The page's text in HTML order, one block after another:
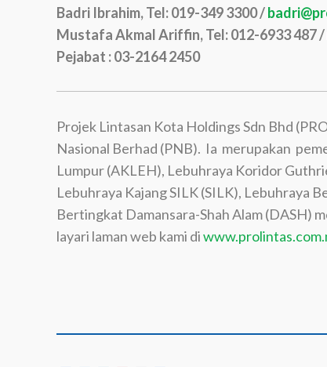
Badri Ibrahim, Tel: 019-349 3300 /
Mustafa Akmal Ariffin, Tel: 012-6933 487 /
Pejabat : 03-2164 2450
Projek Lintasan Kota Holdings Sdn Bhd
Nasional Berhad (PNB). Ia merupakan
Lumpur (AKLEH), Lebuhraya Koridor
Lebuhraya Kajang SILK (SILK), Lebuhraya
Bertingkat Damansara-Shah Alam (DASH)
layari laman web kami di